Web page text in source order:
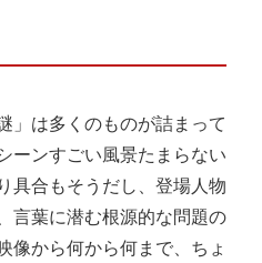
」は多くのものが詰まって
ーンすごい風景たまらない
具合もそうだし、登場人物
言葉に潜む根源的な問題の
像から何から何まで、ちょ